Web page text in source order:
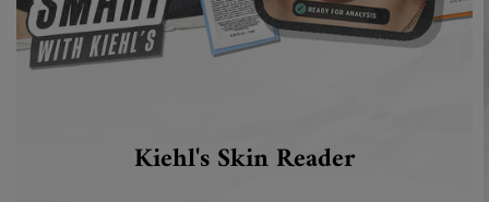
Kiehl's Skin Reader